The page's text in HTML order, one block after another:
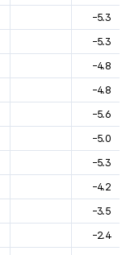
-5.3
-5.3
-4.8
-4.8
-5.6
-5.0
-5.3
-4.2
-3.5
-2.4